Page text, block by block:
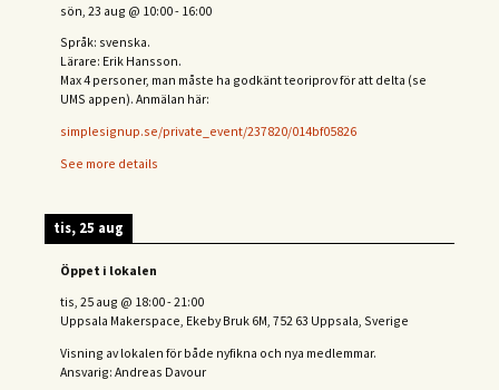
sön, 23 aug @ 10:00- 16:00
Språk: svenska.
Lärare: Erik Hansson.
Max 4 personer, man måste ha godkänt teoriprov för att delta (se
UMS appen). Anmälan här:
simplesignup.se/private_event/237820/014bf05826
See more details
tis, 25 aug
Öppet i lokalen
tis, 25 aug @ 18:00-21:00
Uppsala Makerspace, Ekeby Bruk 6M, 752 63 Uppsala, Sverige
Visning av lokalen för både nyfikna och nya medlemmar.
Ansvarig: Andreas Davour